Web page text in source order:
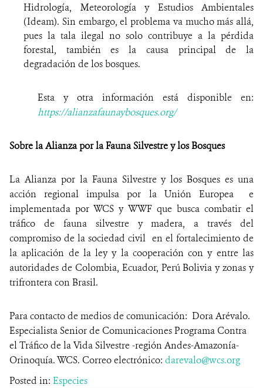
Hidrología, Meteorología y Estudios Ambientales
(Ideam). Sin embargo, el problema va mucho más allá,
pues la tala ilegal no solo contribuye a la pérdida
forestal, también es la causa principal de la
degradación de los bosques.
Esta y otra información está disponible en:
https://alianzafaunaybosques.org/
Sobre la Alianza por la Fauna Silvestre y los Bosques
La Alianza por la Fauna Silvestre y los Bosques es una
acción regional impulsa por la Unión Europea e
implementada por WCS y WWF que busca combatir el
tráfico de fauna silvestre y madera, a través del
compromiso de la sociedad civil en el fortalecimiento de
la aplicación de la ley y la cooperación con y entre las
autoridades de Colombia, Ecuador, Perú Bolivia y zonas y
trifrontera con Brasil.
Para contacto de medios de comunicación: Dora Arévalo.
Especialista Senior de Comunicaciones Programa Contra
el Tráfico de la Vida Silvestre -región Andes-Amazonía-
Orinoquía. WCS. Correo electrónico: darevalo@wcs.org
Posted in: Especies